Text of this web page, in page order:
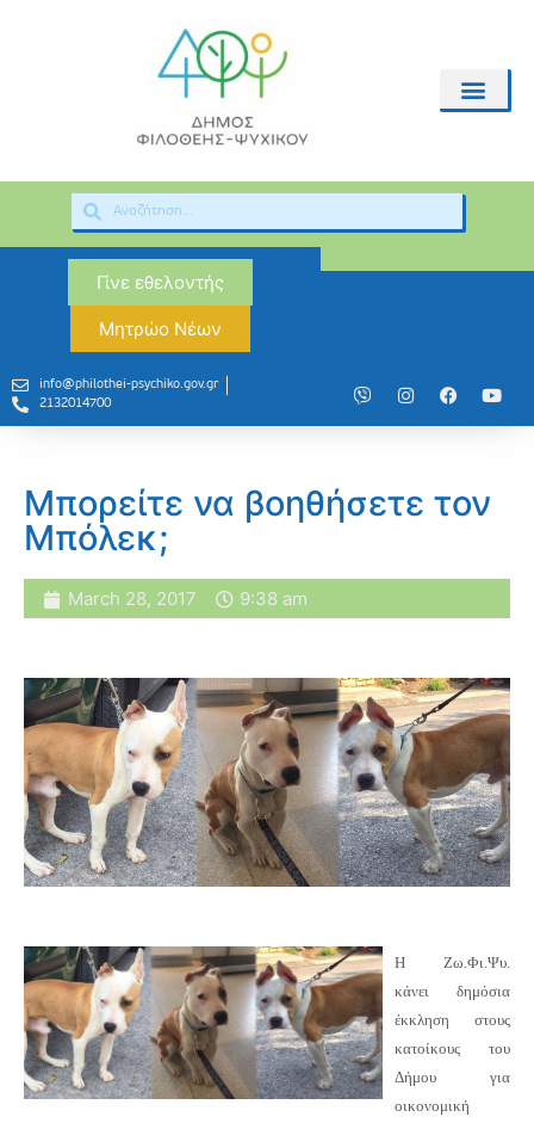
Γίνε εθελοντής
Μητρώο Νέων
info@philothei-psychiko.gov.gr
2132014700
Μπορείτε να βοηθήσετε τον
Μπόλεκ;
March 28, 2017 9:38 am
Η Ζω.Φι.Ψυ.
κάνει δημόσια
έκκληση στους
κατοίκους του
Δήμου για
οικονομική